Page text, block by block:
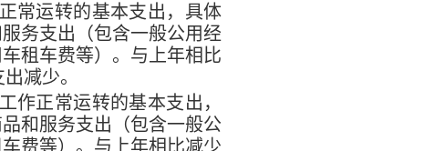
常运转的基本支出，具体
务支出（包含一般公用经
租车费等）。与上年相比
减少。
作正常运转的基本支出，
和服务支出（包含一般公
费等）。与上年相比减少